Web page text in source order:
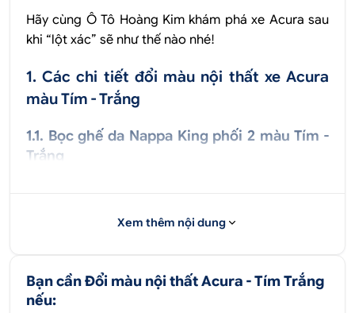
Hãy cùng Ô Tô Hoàng Kim khám phá xe Acura sau
khi “lột xác” sẽ như thế nào nhé!
1. Các chi tiết đổi màu nội thất xe Acura
màu Tím - Trắng
1.1. Bọc ghế da Nappa King phối 2 màu Tím -
Trắng
Đường may tỉ mỉ giúp tăng độ hoàn thiện và độ
chuyến đi dài.
Xem thêm nội dung
Bạn cần Đổi màu nội thất Acura - Tím Trắng
nếu: